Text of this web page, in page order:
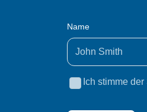
Name
Ich stimme